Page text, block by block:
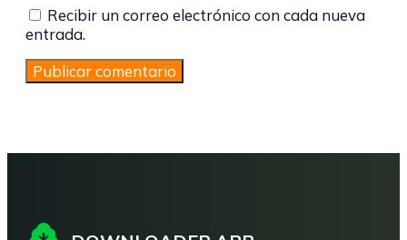
Recibir un correo electrónico con cada nueva
entrada.